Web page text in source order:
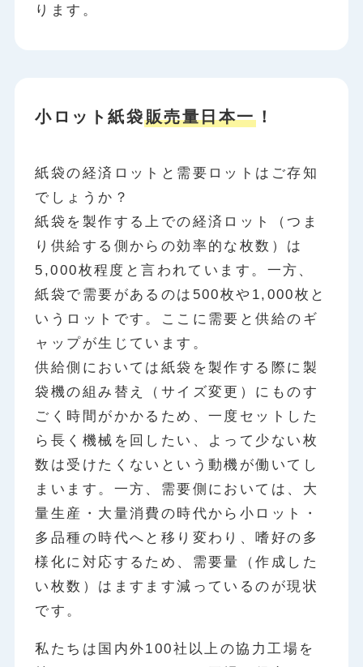
ります。
小ロット紙袋販売量日本一 ！
紙袋の経済ロットと需要ロットはご存知
でしょうか？
紙袋を製作する上での経済ロット（つま
り供給する側からの効率的な枚数）は
5,000枚程度と言われています。一方、
紙袋で需要があるのは500枚や1,000枚と
いうロットです。ここに需要と供給のギ
ャップが生じています。
供給側においては紙袋を製作する際に製
袋機の組み替え（サイズ変更）にものす
ごく時間がかかるため、一度セットした
ら長く機械を回したい、よって少ない枚
数は受けたくないという動機が働いてし
まいます。一方、需要側においては、大
量生産・大量消費の時代から小ロット・
多品種の時代へと移り変わり、嗜好の多
様化に対応するため、需要量（作成した
い枚数）はますます減っているのが現状
です。
私たちは国内外100社以上の協力工場を